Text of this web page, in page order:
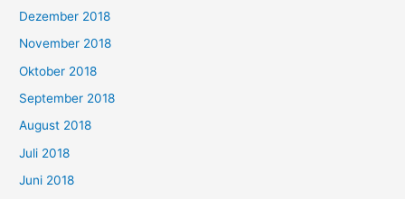
Dezember 2018
November 2018
Oktober 2018
September 2018
August 2018
Juli 2018
Juni 2018